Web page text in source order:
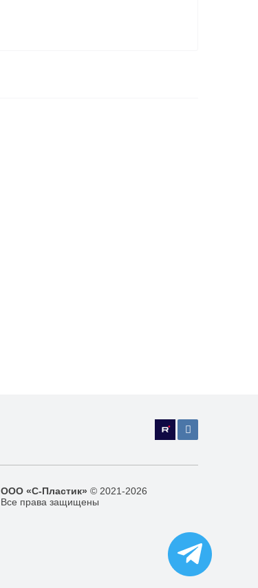
ООО «С-Пластик» © 2021-2026
Все права защищены